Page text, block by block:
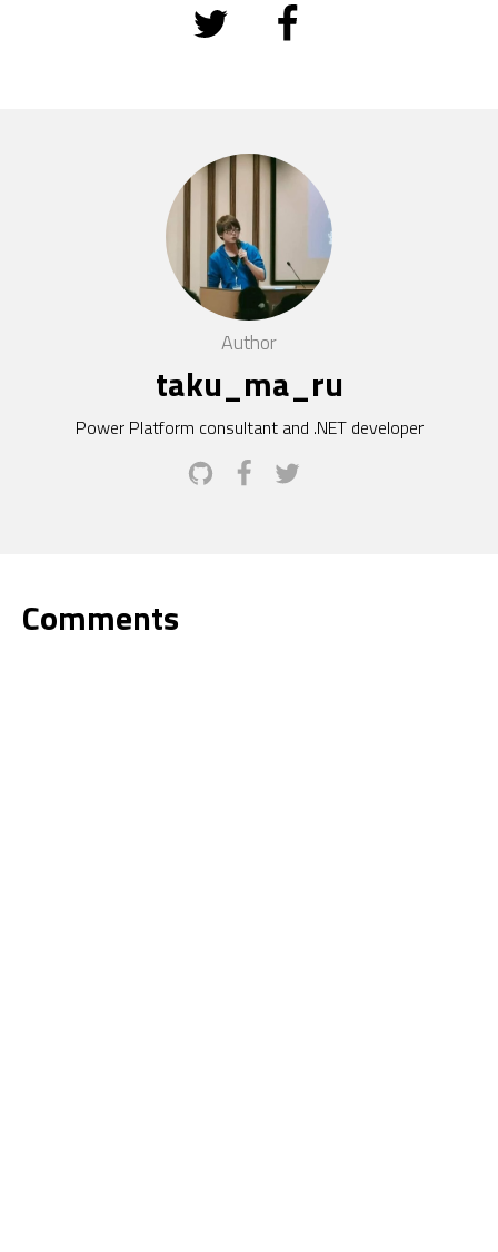
Author
taku_ma_ru
Power Platform consultant and .NET developer
Comments